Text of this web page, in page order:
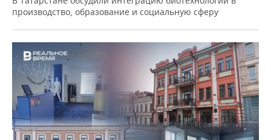
производство, образование и социальную сферу